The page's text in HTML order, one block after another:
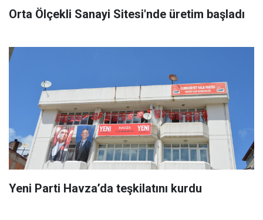
Orta Ölçekli Sanayi Sitesi'nde üretim başladı
Yeni Parti Havza’da teşkilatını kurdu